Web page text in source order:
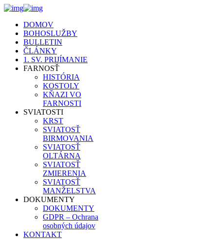
DOMOV
BOHOSLUŽBY
BULLETIN
ČLÁNKY
1. SV. PRIJÍMANIE
FARNOSŤ
HISTÓRIA
KOSTOLY
KŇAZI VO
FARNOSTI
SVIATOSTI
KRST
SVIATOSŤ
BIRMOVANIA
SVIATOSŤ
OLTÁRNA
SVIATOSŤ
ZMIERENIA
SVIATOSŤ
MANŽELSTVA
DOKUMENTY
DOKUMENTY
GDPR – Ochrana
osobných údajov
KONTAKT